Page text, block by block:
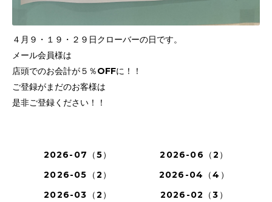
４月９・１９・２９日クローバーの日です。
メール会員様は
店頭でのお会計が５％OFFに！！
ご登録がまだのお客様は
是非ご登録ください！！
2026-07（5）
2026-06（2）
2026-05（2）
2026-04（4）
2026-03（2）
2026-02（3）